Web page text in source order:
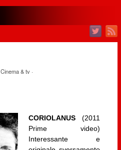
Cinema & tv·
CORIOLANUS(2011
Prime video)
Interessante e